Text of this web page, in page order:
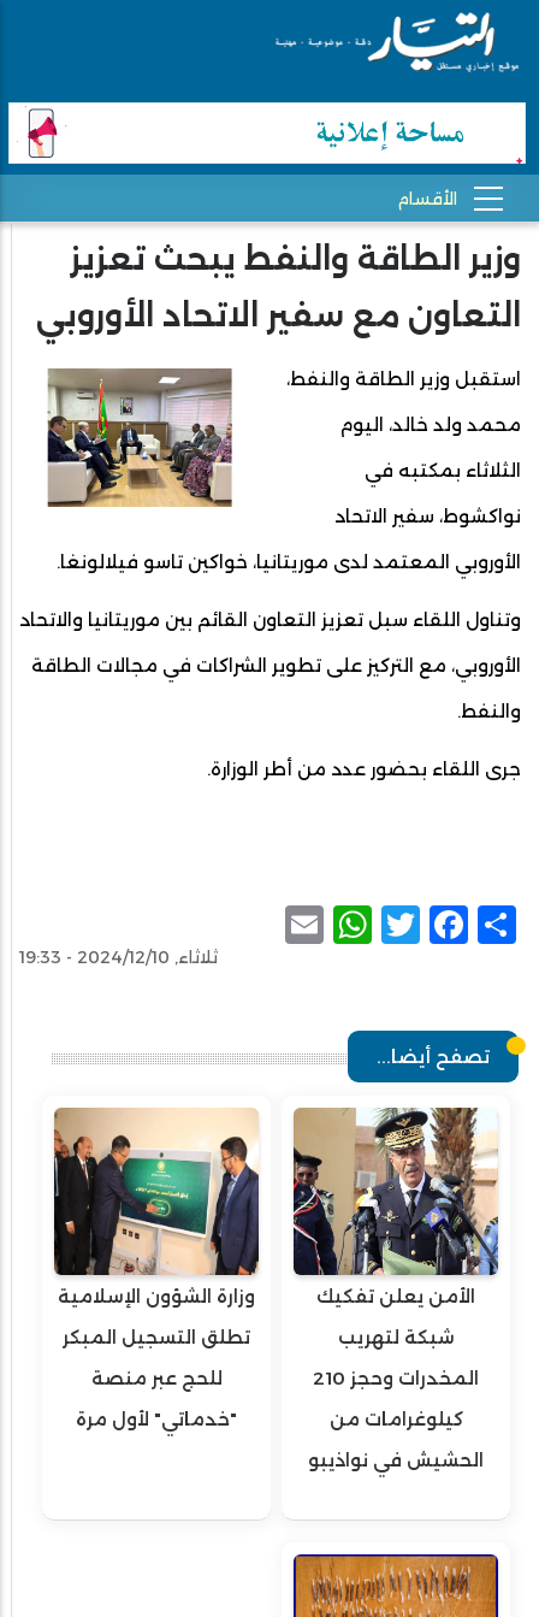
وزير الطاقة والنفط يبحث تعزيز
التعاون مع سفير الاتحاد الأوروبي
استقبل وزير الطاقة والنفط،
محمد ولد خالد، اليوم
الثلاثاء بمكتبه في
نواكشوط، سفير الاتحاد
الأوروبي المعتمد لدى موريتانيا، خواكين تاسو فيلالونغا.
وتناول اللقاء سبل تعزيز التعاون القائم بين موريتانيا والاتحاد
الأوروبي، مع التركيز على تطوير الشراكات في مجالات الطاقة
والنفط.
جرى اللقاء بحضور عدد من أطر الوزارة.
Share
Facebook
Twitter
WhatsApp
ثلاثاء, 2024/12/10 - 19:33
تصفح أيضا...
الأمن يعلن تفكيك
شبكة لتهريب
المخدرات وحجز 210
كيلوغرامات من
الحشيش في نواذيبو
وزارة الشؤون الإسلامية
تطلق التسجيل المبكر
للحج عبر منصة
"خدماتي" لأول مرة